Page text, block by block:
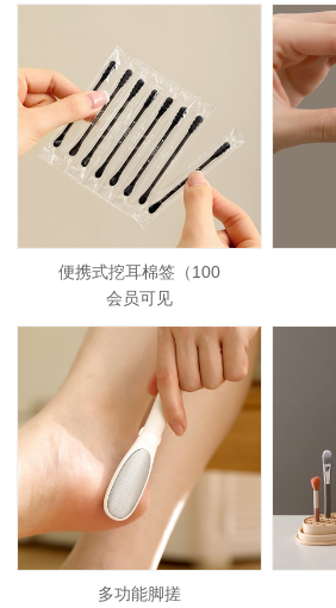
便携式挖耳棉签（100
会员可见
多功能脚搓